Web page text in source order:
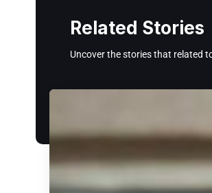
Related Stories
Uncover the stories that related